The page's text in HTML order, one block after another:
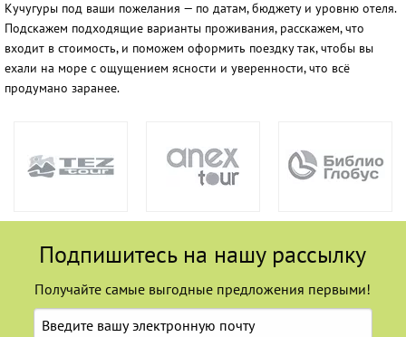
Кучугуры под ваши пожелания — по датам, бюджету и уровню отеля.
Подскажем подходящие варианты проживания, расскажем, что
входит в стоимость, и поможем оформить поездку так, чтобы вы
ехали на море с ощущением ясности и уверенности, что всё
продумано заранее.
Подпишитесь на нашу рассылку
Получайте самые выгодные предложения первыми!